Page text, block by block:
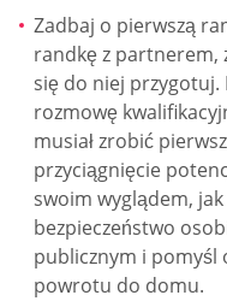
Zadbaj o pierwszą
randkę z partnerem,
się do niej przygotuj.
rozmowę
musiał zrobić
przyciągnięcie
swoim wyglądem,
bezpieczeństwo
publicznym i pomyśl
powrotu do domu.